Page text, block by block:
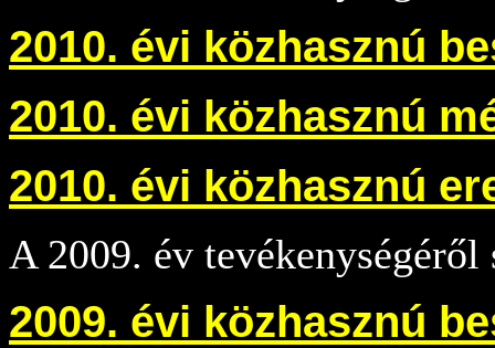
2010. évi közhasznú
2010. évi közhasznú
2010. évi közhasznú
A 2009. év
2009. évi közhasznú